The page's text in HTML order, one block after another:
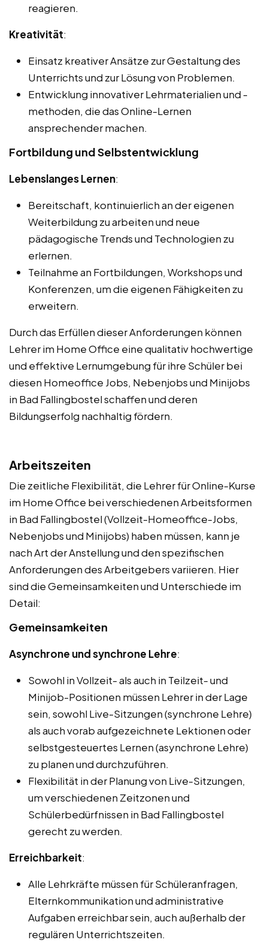
reagieren.
Kreativität:
Einsatz kreativer Ansätze zur Gestaltung des
Unterrichts und zur Lösung von Problemen.
Entwicklung innovativer Lehrmaterialien und -
methoden, die das Online-Lernen
ansprechender machen.
Fortbildung und Selbstentwicklung
Lebenslanges Lernen:
Bereitschaft, kontinuierlich an der eigenen
Weiterbildung zu arbeiten und neue
pädagogische Trends und Technologien zu
erlernen.
Teilnahme an Fortbildungen, Workshops und
Konferenzen, um die eigenen Fähigkeiten zu
erweitern.
Durch das Erfüllen dieser Anforderungen können
Lehrer im Home Office eine qualitativ hochwertige
und effektive Lernumgebung für ihre Schüler bei
diesen Homeoffice Jobs, Nebenjobs und Minijobs
in Bad Fallingbostel schaffen und deren
Bildungserfolg nachhaltig fördern.
Arbeitszeiten
Die zeitliche Flexibilität, die Lehrer für Online-Kurse
im Home Office bei verschiedenen Arbeitsformen
in Bad Fallingbostel (Vollzeit-Homeoffice-Jobs,
Nebenjobs und Minijobs) haben müssen, kann je
nach Art der Anstellung und den spezifischen
Anforderungen des Arbeitgebers variieren. Hier
sind die Gemeinsamkeiten und Unterschiede im
Detail:
Gemeinsamkeiten
Asynchrone und synchrone Lehre:
Sowohl in Vollzeit- als auch in Teilzeit- und
Minijob-Positionen müssen Lehrer in der Lage
sein, sowohl Live-Sitzungen (synchrone Lehre)
als auch vorab aufgezeichnete Lektionen oder
selbstgesteuertes Lernen (asynchrone Lehre)
zu planen und durchzuführen.
Flexibilität in der Planung von Live-Sitzungen,
um verschiedenen Zeitzonen und
Schülerbedürfnissen in Bad Fallingbostel
gerecht zu werden.
Erreichbarkeit:
Alle Lehrkräfte müssen für Schüleranfragen,
Elternkommunikation und administrative
Aufgaben erreichbar sein, auch außerhalb der
regulären Unterrichtszeiten.